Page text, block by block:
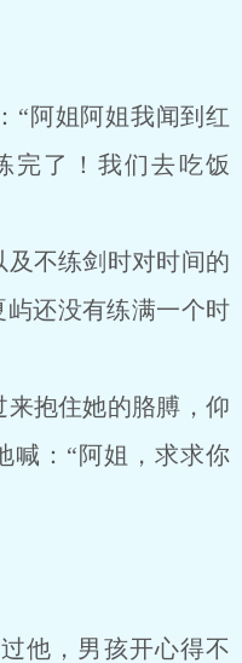
阿姐阿姐我闻到红
完了！我们去吃饭
不练剑时对时间的
还没有练满一个时
抱住她的胳膊，仰
喊：“阿姐，求求你
，男孩开心得不